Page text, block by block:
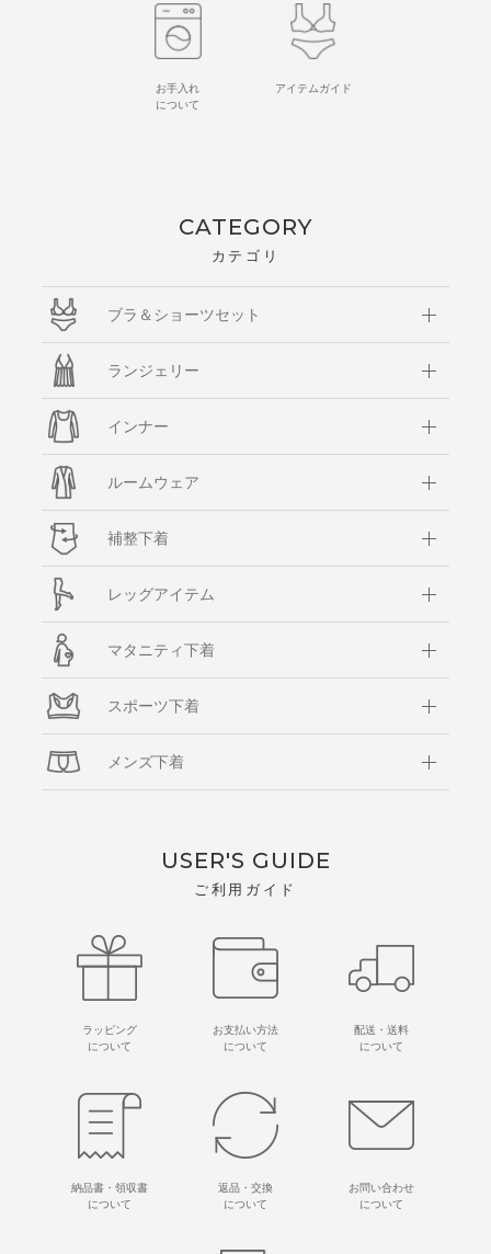
お手入れ
について
アイテムガイド
CATEGORY
カテゴリ
ブラ＆ショーツセット
ランジェリー
インナー
ルームウェア
補整下着
レッグアイテム
マタニティ下着
スポーツ下着
メンズ下着
USER'S GUIDE
ご利用ガイド
ラッピング
について
お支払い方法
について
配送・送料
について
納品書・領収書
について
返品・交換
について
お問い合わせ
について